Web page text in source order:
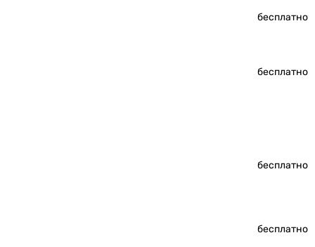
бесплатно
бесплатно
бесплатно
бесплатно